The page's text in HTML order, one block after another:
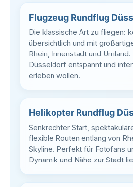
Flugzeug Rundflug
Die klassische Art zu fliegen:
übersichtlich und mit
Rhein, Innenstadt und
Düsseldorf entspannt und
erleben wollen.
Helikopter Rundflug
Senkrechter Start,
flexible Routen entlang von
Skyline. Perfekt für Fotofans
Dynamik und Nähe zur Stadt